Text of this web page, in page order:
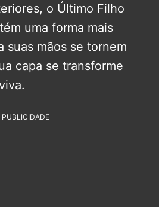
o Último Filho
uma forma mais
suas mãos se tornem
capa se transforme
PUBLICIDADE